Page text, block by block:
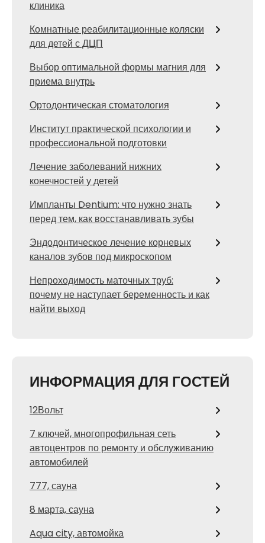
клиника
Комнатные реабилитационные коляски
для детей с ДЦП
Выбор оптимальной формы магния для
приема внутрь
Ортодонтическая стоматология
Институт практической психологии и
профессиональной подготовки
Лечение заболеваний нижних
конечностей у детей
Импланты Dentium: что нужно знать
перед тем, как восстанавливать зубы
Эндодонтическое лечение корневых
каналов зубов под микроскопом
Непроходимость маточных труб:
почему не наступает беременность и как
найти выход
ИНФОРМАЦИЯ ДЛЯ ГОСТЕЙ
12Вольт
7 ключей, многопрофильная сеть
автоцентров по ремонту и обслуживанию
автомобилей
777, сауна
8 марта, сауна
Aqua city, автомойка